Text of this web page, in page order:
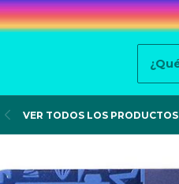
VER TODOS LOS PRODUCTOS